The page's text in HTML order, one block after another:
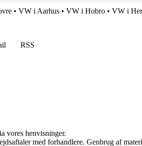
• VW i Aarhus • VW i Hobro • VW i
RSS
vores henvisninger.
med forhandlere. Genbrug af